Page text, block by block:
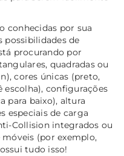
conhecidas por sua
possibilidades de
procurando por
quadradas ou
cores únicas (preto,
escolha), configurações
para baixo), altura
especiais de carga
Collision integrados ou
(por exemplo,
tudo isso!